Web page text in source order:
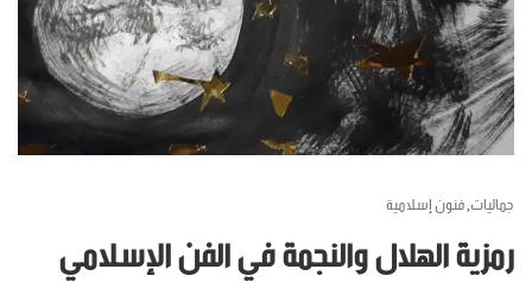
جماليات,فنون إسلامية
رمزية الهلال والنجمة في الفن الإسلامي